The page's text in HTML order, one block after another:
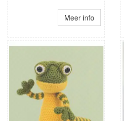
Meer info